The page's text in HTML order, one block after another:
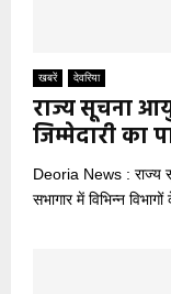
खबरें देवरिया
राज्य सूचना
जिम्मेदारी का
Deoria News : राज्य
सभागार में विभिन्न